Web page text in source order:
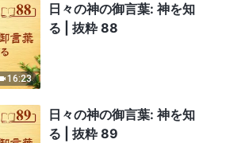
16:23
日々の神の御言葉: 神を知
る | 抜粋 88
日々の神の御言葉: 神を知
る | 抜粋 89